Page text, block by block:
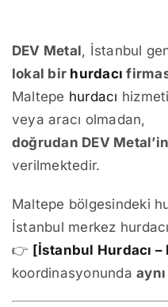
DEV Metal, İstanbul
lokal bir hurdacı
Maltepe hurdacı
veya aracı olmadan,
doğrudan DEV
verilmektedir.
Maltepe bölgesindeki
İstanbul merkez
👉 [İstanbul Hurdacı –
koordinasyonunda